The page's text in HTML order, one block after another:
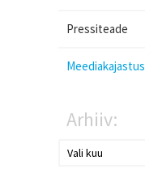
Pressiteade
Meediakajastus
Arhiiv: